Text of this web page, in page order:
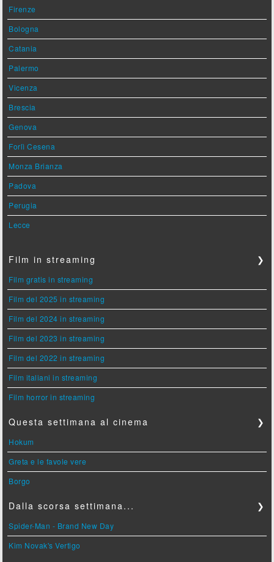
Firenze
Bologna
Catania
Palermo
Vicenza
Brescia
Genova
Forlì Cesena
Monza Brianza
Padova
Perugia
Lecce
Film in streaming ❯
Film gratis in streaming
Film del 2025 in streaming
Film del 2024 in streaming
Film del 2023 in streaming
Film del 2022 in streaming
Film italiani in streaming
Film horror in streaming
Questa settimana al cinema ❯
Hokum
Greta e le favole vere
Borgo
Dalla scorsa settimana... ❯
Spider-Man - Brand New Day
Kim Novak's Vertigo